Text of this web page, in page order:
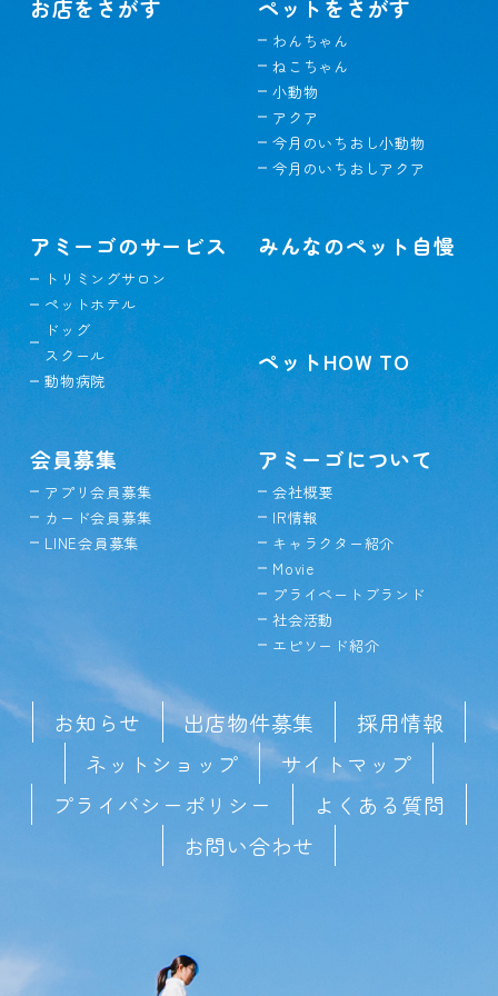
お店をさがす ペットをさがす
わんちゃん
ねこちゃん
小動物
アクア
今月のいちおし小動物
今月のいちおしアクア
アミーゴのサービス
トリミングサロン
ペットホテル
ドッグ
スクール
動物病院
みんなのペット自慢
ペットHOW TO
会員募集
アプリ会員募集
カード会員募集
LINE会員募集
アミーゴについて
会社概要
IR情報
キャラクター紹介
Movie
プライベートブランド
社会活動
エピソード紹介
お知らせ 出店物件募集
採用情報
ネットショップ
サイトマップ
プライバシーポリシー
よくある質問
お問い合わせ